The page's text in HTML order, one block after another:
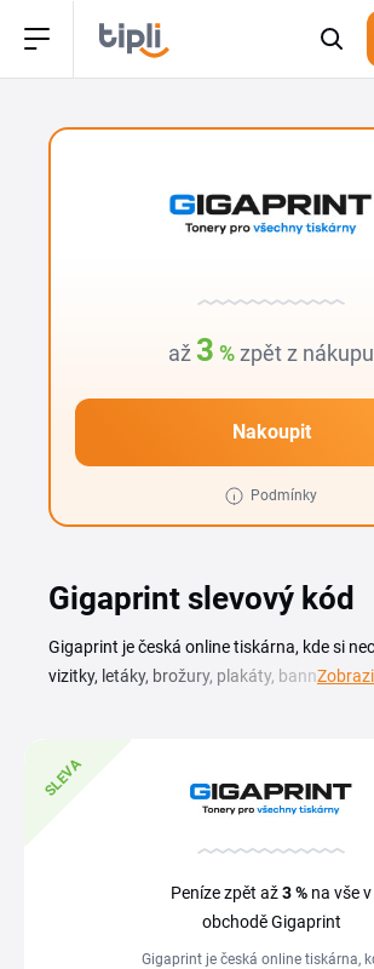
až 3 % zpět z nákupu
Nakoupit
Podmínky
Gigaprint slevový kód
Gigaprint je česká online tiskárna, kde si
vizitky, letáky, brožury, plakáty, bannery,
a vložit ho v košíku před dokončením
slevy a slevové kódy Gigaprint najdeš v
stránce. Ať řešíš firemní tiskoviny, nebo
dostupný slevový kupón Gigaprint uplatníš
většího nákladu projeví na výsledné částce.
SLEVA
Peníze zpět až3 % na vše v
obchodě Gigaprint
Gigaprint je česká online tiskárna,